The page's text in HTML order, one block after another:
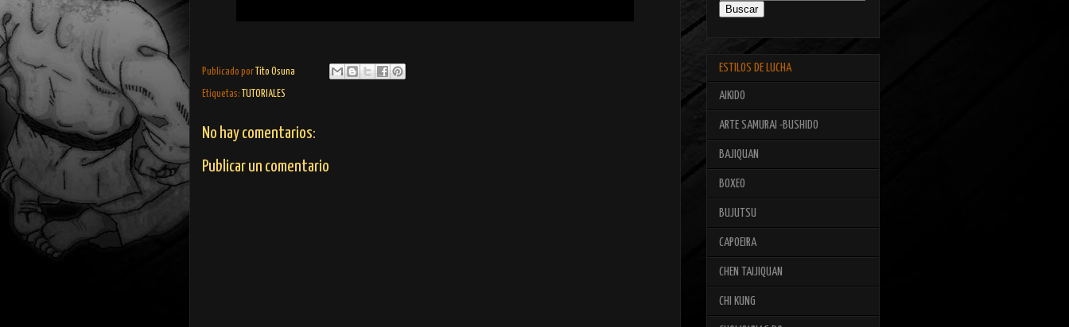
Publicado por Tito Osuna
Etiquetas: TUTORIALES
No hay comentarios:
Publicar un comentario
ESTILOS DE LUCHA
AIKIDO
ARTE SAMURAI -BUSHIDO
BAJIQUAN
BOXEO
BUJUTSU
CAPOEIRA
CHEN TAIJIQUAN
CHI KUNG